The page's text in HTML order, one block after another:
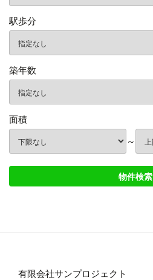
駅歩分
築年数
面積
～
有限会社サンプロジェクト